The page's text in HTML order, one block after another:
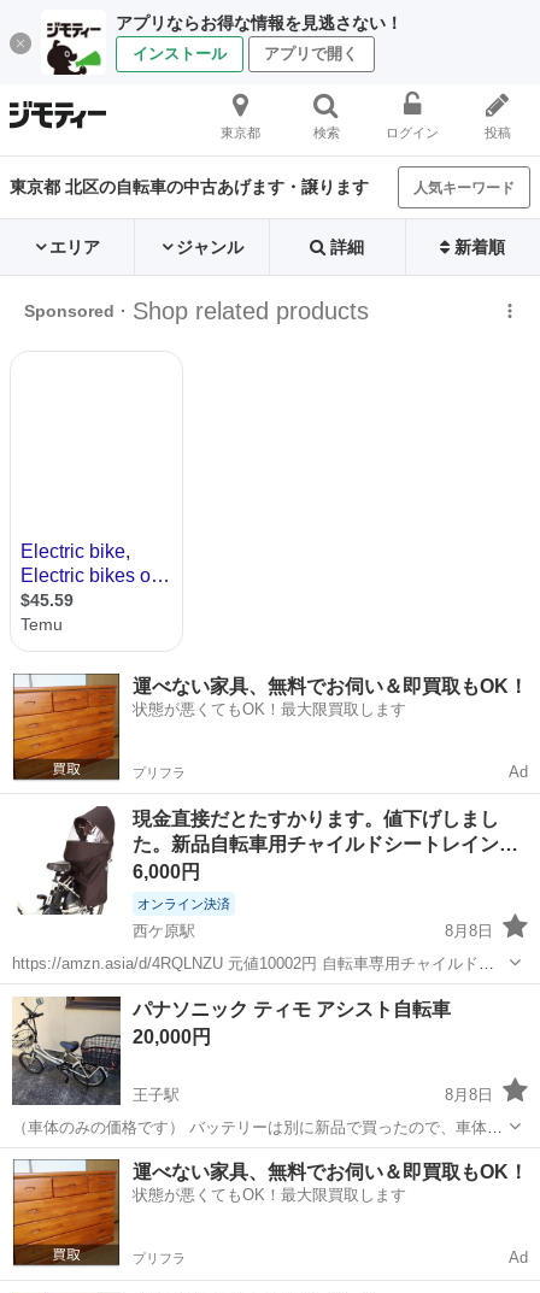
アプリならお得な情報を見逃さない！
インストール アプリで開く
東京都 検索 ログイン 投稿
東京都 北区の自転車の中古あげます・譲ります 人気キーワード
エリア ジャンル 詳細 新着順
運べない家具、無料でお伺い＆即買取もOK！
状態が悪くてもOK！最大限買取します
プリフラ Ad
現金直接だとたすかります。値下げしまし
た。新品自転車用チャイルドシートレイン
カ…
6,000円
オンライン決済
西ケ原駅
8月8日
https://amzn.asia/d/4RQLNZU 元値10002円 自転車専用チャイルドシ
ートレインカバーです。 ビッケには使用できなかったのを知らずに 購
入してしまいました。 開封後そのまま箱に戻した状態です。...
東京 北区 西ケ原駅
チャイルドシートレインカバー
パナソニック ティモ アシスト自転車
20,000円
王子駅
8月8日
（車体のみの価格です） バッテリーは別に新品で買ったので、車体に
合わせて追加価格でしたらお譲り可能です。バッテリーは16Ahです。
前カゴと前後タイヤとブレーキ新品です。 後ろカゴと、スマホホルダ
ーと、バックミラーは取り外...
東京 北区 王子駅 クロスバイク
運べない家具、無料でお伺い＆即買取もOK！
状態が悪くてもOK！最大限買取します
プリフラ Ad